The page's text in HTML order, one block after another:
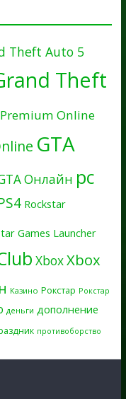
Theft Auto 5
Theft
Online
GTA
Онлайн pc
Rockstar
Games Launcher
XboxXbox
Казино Рокстар Рокстар
деньги дополнение
противоборство